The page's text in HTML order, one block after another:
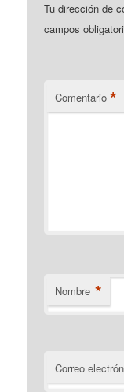
Tu dirección de
campos
Comentario *
Nombre *
Correo